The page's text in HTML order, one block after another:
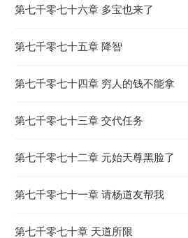
第七千零七十六章 多宝也来了
第七千零七十五章 降智
第七千零七十四章 穷人的钱不能拿
第七千零七十三章 交代任务
第七千零七十二章 元始天尊黑脸了
第七千零七十一章 请杨道友帮我
第七千零七十章 天道所限